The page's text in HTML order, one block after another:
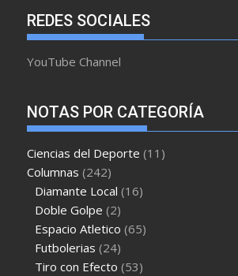
REDES SOCIALES
YouTube Channel
NOTAS POR CATEGORÍA
Ciencias del Deporte (11)
Columnas (242)
Diamante Local (16)
Doble Golpe (2)
Espacio Atletico (65)
Futbolerias (24)
Tiro con Efecto (53)